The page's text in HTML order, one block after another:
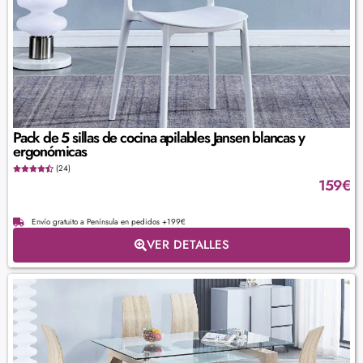
Pack de 5 sillas de cocina apilables Jansen blancas y
ergonómicas
(24)
159€
Envío gratuito a Península en pedidos +199€
VER DETALLES